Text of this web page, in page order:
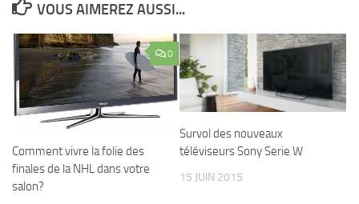
VOUS AIMEREZ AUSSI...
0
Comment vivre la folie des
finales de la NHL dans votre
salon?
Survol des nouveaux
téléviseurs Sony Serie W
15 JUIN 2015